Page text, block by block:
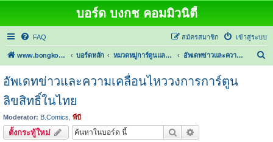
บอร์ด บงกช คอมมิวนิตี้
FAQ เข้าสู่ระบบ
สมัครสมาชิก
www.bongkoch.com บอร์ดหลัก หมวดหมู่การ์ตูนและนิยาย อัพเดทข่าวและความเคลื่อนไหววงการการ์ตูนลิขสิทธิ์ในไทย
อัพเดทข่าวและความเคลื่อนไหววงการการ์ตูน
ลิขสิทธิ์ในไทย
Moderator: B.Comics พี่บี
ตั้งกระทู้ใหม่ ค้นหา